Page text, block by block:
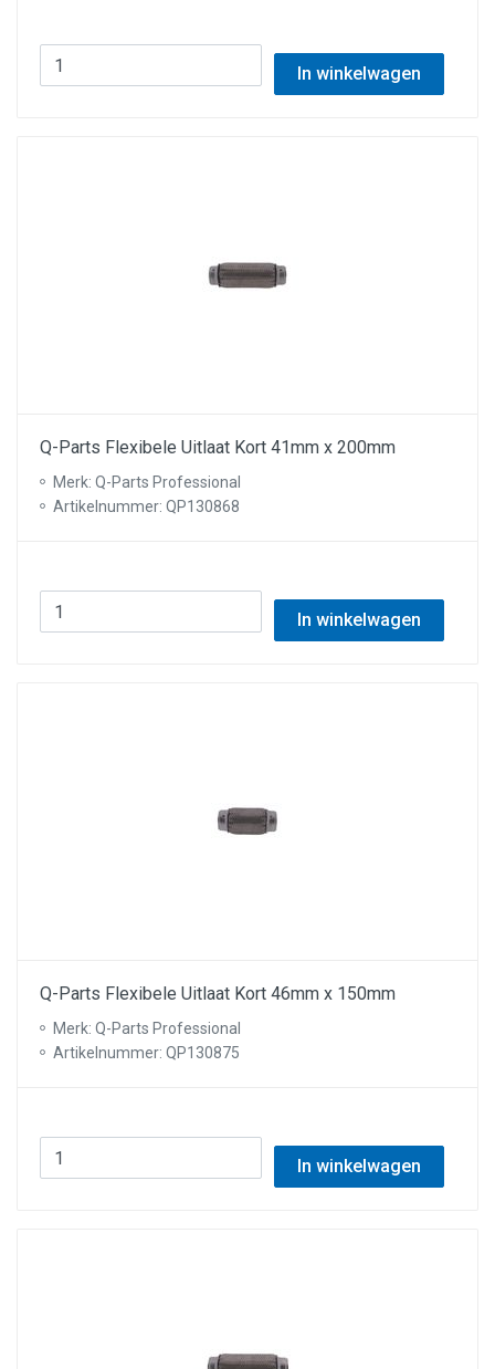
In winkelwagen
Q-Parts Flexibele Uitlaat Kort 41mm x 200mm
Merk: Q-Parts Professional
Artikelnummer: QP130868
In winkelwagen
Q-Parts Flexibele Uitlaat Kort 46mm x 150mm
Merk: Q-Parts Professional
Artikelnummer: QP130875
In winkelwagen